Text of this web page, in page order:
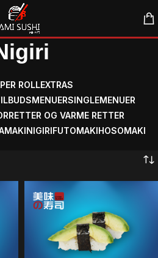
ROLLEXTRAS
SINGLEMENUER
OG VARME RETTER
NIGIRIFUTOMAKIHOSOMAKI